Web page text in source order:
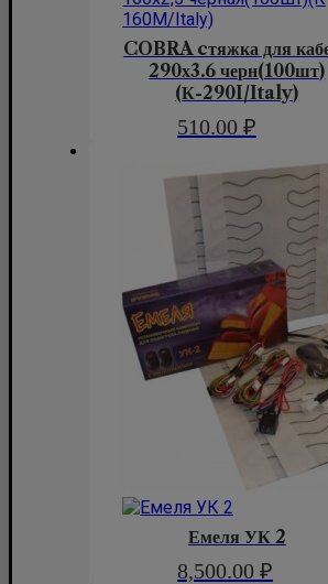
COBRA cтяжка для
290х3.6 черн(100шт)
(К-290I/Italy)
510.00 ₽
Емеля УК 2
8,500.00 ₽